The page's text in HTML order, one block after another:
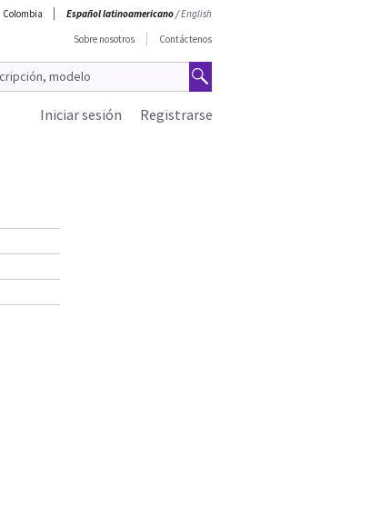
Colombia Español latinoamericano/English
Sobre nosotros
Contáctenos
Registrarse
Iniciar sesión